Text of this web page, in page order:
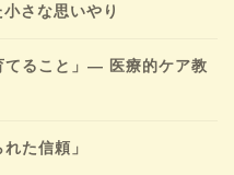
さな思いやり
てること」― 医療的ケア教
た信頼」